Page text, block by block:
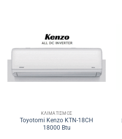
ΚΛΙΜΑΤΙΣΜΌΣ
Toyotomi Kenzo KTN-18CH
18000 Btu